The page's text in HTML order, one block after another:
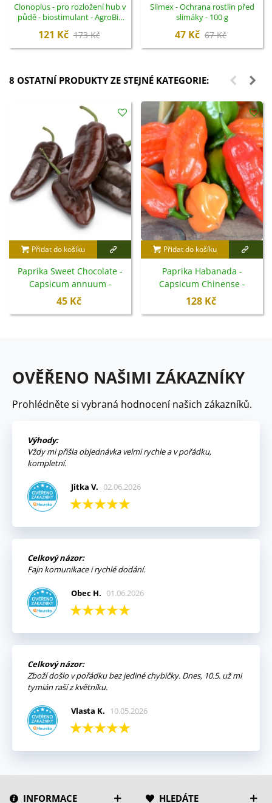
Clonoplus - pro rozložení hub v
půdě - biostimulant - AgroBio
121 Kč 173 Kč
Slimex - Ochrana rostlin před
slimáky - 100 g
47 Kč 67 Kč
8 OSTATNÍ PRODUKTY ZE STEJNÉ KATEGORIE:
Přidat do košíku
Paprika Sweet Chocolate -
Capsicum annuum -
semena - 7 ks
45 Kč
Přidat do košíku
Paprika Habanada -
Capsicum Chinense -
semena - 10 ks
128 Kč
OVĚŘENO NAŠIMI ZÁKAZNÍKY
Prohlédněte si vybraná hodnocení našich zákazníků.
Výhody:
Vždy mi přišla objednávka velmi rychle a v pořádku,
kompletní.
Jitka V. 02.06.2026
Celkový názor:
Fajn komunikace i rychlé dodání.
Obec H. 01.06.2026
Celkový názor:
Zboží došlo v pořádku bez jediné chybičky. Dnes, 10.5. už mi
tymián raší z květníku.
Vlasta K. 10.05.2026
INFORMACE HLEDÁTE